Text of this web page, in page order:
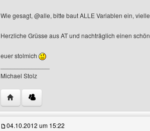
Wie gesagt, @alle, bitte baut ALLE Variablen ein,
Herzliche Grüsse aus AT und nachträglich einen
euer stolmich
Michael Stolz
Website dieses Benutzers besuchen: stolmich
04.10.2012 um 15:22